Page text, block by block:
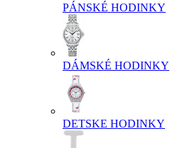
PÁNSKÉ HODINKY
DÁMSKÉ HODINKY
DETSKE HODINKY